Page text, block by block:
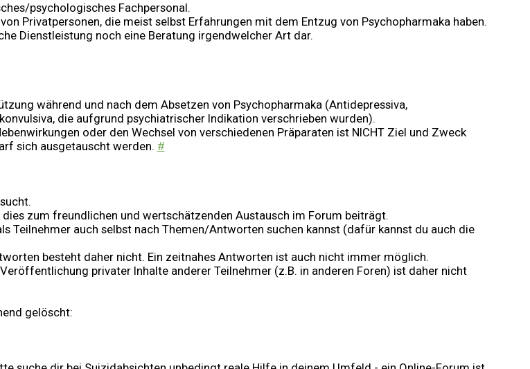
psychologisches Fachpersonal.
Privatpersonen, die meist selbst Erfahrungen mit dem Entzug von Psychopharmaka haben.
Dienstleistung noch eine Beratung irgendwelcher Art dar.
während und nach dem Absetzen von Psychopharmaka (Antidepressiva,
die aufgrund psychiatrischer Indikation verschrieben wurden).
oder den Wechsel von verschiedenen Präparaten ist NICHT Ziel und Zweck
sich ausgetauscht werden. #
zum freundlichen und wertschätzenden Austausch im Forum beiträgt.
Teilnehmer auch selbst nach Themen/Antworten suchen kannst (dafür kannst du auch die
besteht daher nicht. Ein zeitnahes Antworten ist auch nicht immer möglich.
privater Inhalte anderer Teilnehmer (z.B. in anderen Foren) ist daher nicht
gelöscht: